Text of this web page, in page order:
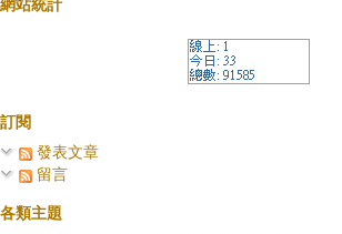
網站統計
訂閱
發表文章
留言
各類主題